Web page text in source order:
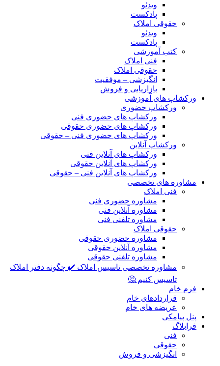
ویدئو
پادکست
حقوقی املاک
ویدئو
پادکست
کتب آموزشی
فنی املاک
حقوقی املاک
انگیزشی – موفقیت
بازاریابی و فروش
ورکشاپ های آموزشی
ورکشاپ حضوری
ورکشاپ های حضوری فنی
ورکشاپ های حضوری حقوقی
ورکشاپ های حضوری فنی – حقوقی
ورکشاپ آنلاین
ورکشاپ های آنلاین فنی
ورکشاپ های آنلاین حقوقی
ورکشاپ های آنلاین فنی – حقوقی
مشاوره های تخصصی
فنی املاک
مشاوره حضوری فنی
مشاوره آنلاین فنی
مشاوره تلفنی فنی
حقوقی املاک
مشاوره حضوری حقوقی
مشاوره آنلاین حقوقی
مشاوره تلفنی حقوقی
مشاوره تخصصی تاسیس املاک ✔️ چگونه دفتر املاک
تاسیس کنیم 🤔
فرم خام
قراردادهای خام
عریضه های خام
پنل پیامکی
فرابلاگ
فنی
حقوقی
انگیزشی و فروش